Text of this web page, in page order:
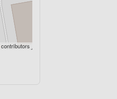
contributors